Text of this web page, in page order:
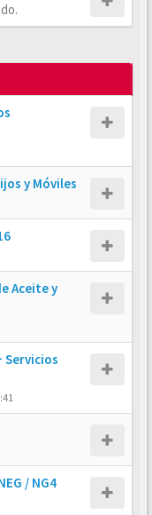
y Móviles
Aceite y
Servicios
/ NG4